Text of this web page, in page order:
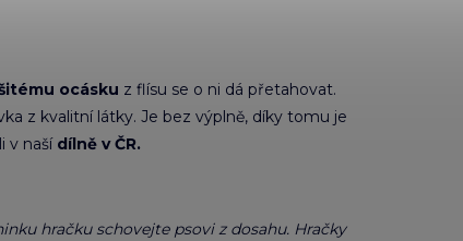
ocásku z flísu se o ni dá přetahovat.
z kvalitní látky. Je bez výplně, díky tomu je
v naší dílně v ČR.
hračku schovejte psovi z dosahu. Hračky